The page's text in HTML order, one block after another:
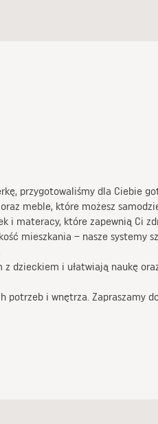
przygotowaliśmy dla Ciebie
meble, które możesz
i materacy, które zapewnią Ci
mieszkania – nasze systemy
dzieckiem i ułatwiają naukę
potrzeb i wnętrza. Zapraszamy